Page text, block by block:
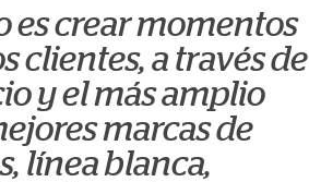
es crear momentos
clientes, a través de
y el más amplio
marcas de
línea blanca,